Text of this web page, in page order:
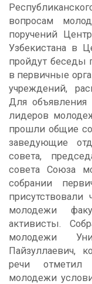
вопросам
поручений
Узбекистана в
пройдут беседы
в первичные
учреждений,
Для
лидеров
прошли общие
заведующие
совета,
совета Союза
собрании
молодежи
активисты.
молодежи
Пайзуллаевич,
речи отметил
молодежи